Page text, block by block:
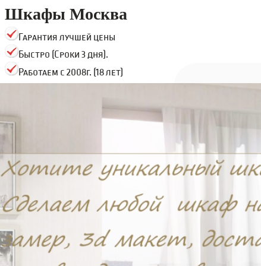
Шкафы Москва
Гарантия лучшей цены
Быстро (Сроки 3 дня).
Работаем с 2008г. (18 лет)